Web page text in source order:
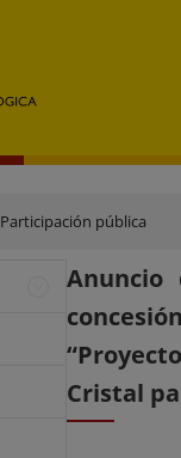
Participación pública
Anuncio
Cristal